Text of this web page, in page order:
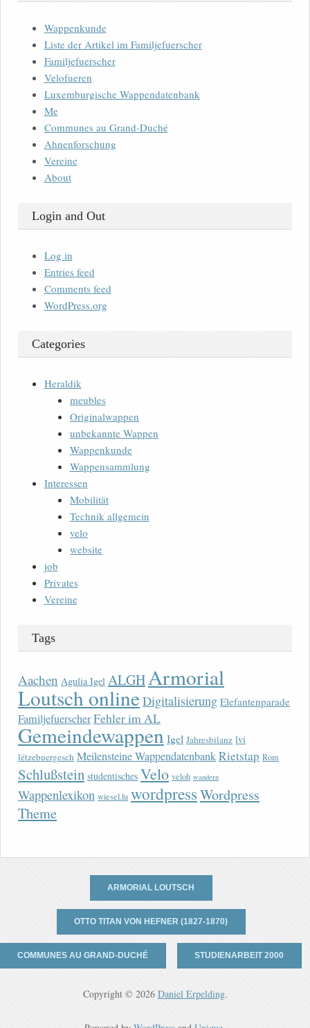
Wappenkunde
Liste der Artikel im Familjefuerscher
Familjefuerscher
Velofueren
Luxemburgische Wappendatenbank
Me
Communes au Grand-Duché
Ahnenforschung
Vereine
About
Login and Out
Log in
Entries feed
Comments feed
WordPress.org
Categories
Heraldik
meubles
Originalwappen
unbekannte Wappen
Wappenkunde
Wappensammlung
Interessen
Mobilität
Technik allgemein
velo
website
job
Privates
Vereine
Tags
Aachen Agulia Igel ALGHArmorial
Loutsch onlineDigitalisierung Elefantenparade
FamiljefuerscherFehler im AL
Gemeindewappen Igel Jahresbilanz lvi
lëtzebuergesch Meilensteine WappendatenbankRietstap Rom
Schlußstein studentisches Velo veloh wandern
Wappenlexikon wiesel.lu wordpressWordpress
Theme
ARMORIAL LOUTSCH
OTTO TITAN VON HEFNER (1827-1870)
COMMUNES AU GRAND-DUCHÉ STUDIENARBEIT 2000
Copyright © 2026 Daniel Erpelding.